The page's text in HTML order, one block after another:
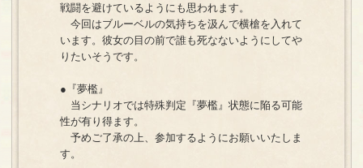
戦闘を避けているようにも思われます。
今回はブルーベルの気持ちを汲んで横槍を入れて
います。彼女の目の前で誰も死なないようにしてや
りたいそうです。
●『夢檻』
当シナリオでは特殊判定『夢檻』状態に陥る可能
性が有り得ます。
予めご了承の上、参加するようにお願いいたしま
す。